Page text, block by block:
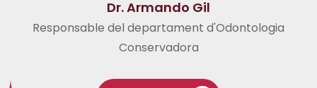
Dr. Armando Gil
Responsable del departament d'Odontologia
Conservadora